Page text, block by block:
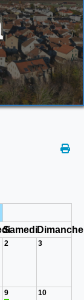
SamediDimanche
2 3
9 10